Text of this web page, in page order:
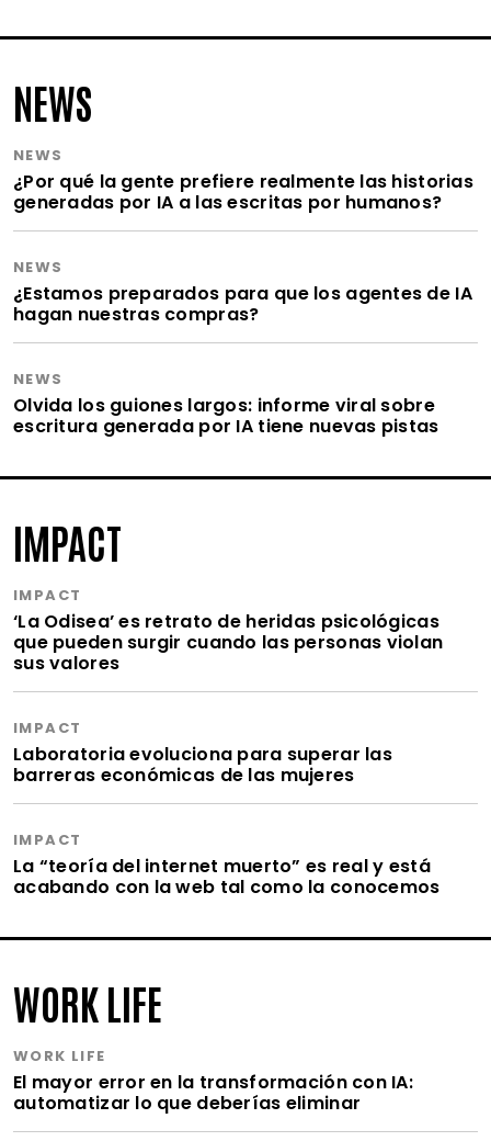
NEWS
NEWS
¿Por qué la gente prefiere realmente las historias
generadas por IA a las escritas por humanos?
NEWS
¿Estamos preparados para que los agentes de IA
hagan nuestras compras?
NEWS
Olvida los guiones largos: informe viral sobre
escritura generada por IA tiene nuevas pistas
IMPACT
IMPACT
‘La Odisea’ es retrato de heridas psicológicas
que pueden surgir cuando las personas violan
sus valores
IMPACT
Laboratoria evoluciona para superar las
barreras económicas de las mujeres
IMPACT
La “teoría del internet muerto” es real y está
acabando con la web tal como la conocemos
WORK LIFE
WORK LIFE
El mayor error en la transformación con IA:
automatizar lo que deberías eliminar